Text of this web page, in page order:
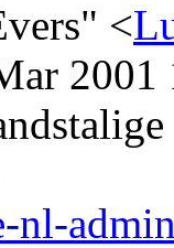
<
2001
nl-